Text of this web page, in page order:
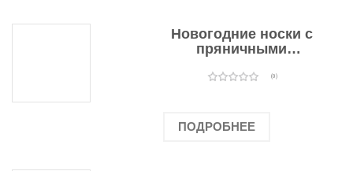
Новогодние носки с
пряничными
(0)
ПОДРОБНЕЕ